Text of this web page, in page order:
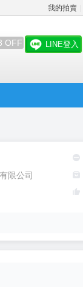
我的拍賣
OFF LINE登入
限公司